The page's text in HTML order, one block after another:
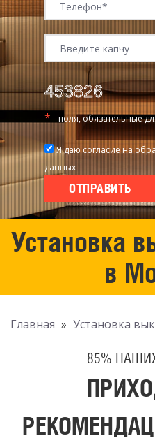
* - поля, обязательные
Я даю согласие на
данных
Установка
в
Главная » Установка
85%